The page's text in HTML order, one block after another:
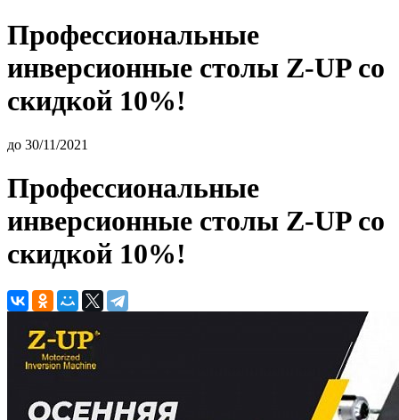
Профессиональные
инверсионные столы Z-UP со
скидкой 10%!
до 30/11/2021
Профессиональные
инверсионные столы Z-UP со
скидкой 10%!